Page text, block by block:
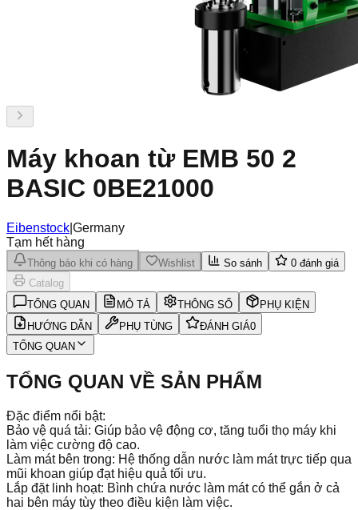
Máy khoan từ EMB 50 2
BASIC 0BE21000
Eibenstock Germany
Tạm hết hàng
Thông báo khi có hàng Wishlist So sánh 0 đánh giá
Catalog
TỔNG QUAN
MÔ TẢ THÔNG SỐ
PHỤ KIỆN
HƯỚNG DẪN
PHỤ TÙNG ĐÁNH GIÁ0
TỔNG QUAN
TỔNG QUAN VỀ SẢN PHẨM
Đặc điểm nổi bật:
Bảo vệ quá tải: Giúp bảo vệ động cơ, tăng tuổi thọ máy khi
làm việc cường độ cao.
Làm mát bên trong: Hệ thống dẫn nước làm mát trực tiếp qua
mũi khoan giúp đạt hiệu quả tối ưu.
Lắp đặt linh hoạt: Bình chứa nước làm mát có thể gắn ở cả
hai bên máy tùy theo điều kiện làm việc.